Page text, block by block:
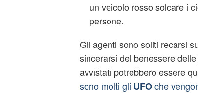
un veicolo rosso solcare i
persone.
Gli agenti sono soliti recarsi
sincerarsi del benessere
avvistati potrebbero essere
sono molti gli UFOche